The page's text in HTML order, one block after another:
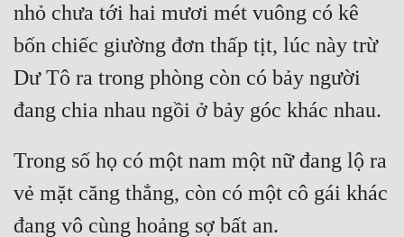
Dị Năng
Gia Đấu
Góc Nhìn Nam
Góc Nhìn Nữ
Huyền Huyễn
Huyền Nghi
Huyền Ảo
nhỏ chưa tới hai mươi mét vuông có kê
bốn chiếc giường đơn thấp tịt, lúc này trừ
Dư Tô ra trong phòng còn có bảy người
Trong số họ có một nam một nữ đang lộ ra
vẻ mặt căng thẳng, còn có một cô gái khác